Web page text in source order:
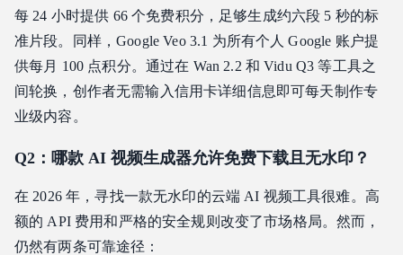
每 24 小时提供 66 个免费积分，足够生成约六段 5 秒的标
准片段。同样，Google Veo 3.1 为所有个人 Google 账户提
供每月 100 点积分。通过在 Wan 2.2 和 Vidu Q3 等工具之
间轮换，创作者无需输入信用卡详细信息即可每天制作专
业级内容。
Q2：哪款 AI 视频生成器允许免费下载且无水印？
在 2026 年，寻找一款无水印的云端 AI 视频工具很难。高
额的 API 费用和严格的安全规则改变了市场格局。然而，
仍然有两条可靠途径：